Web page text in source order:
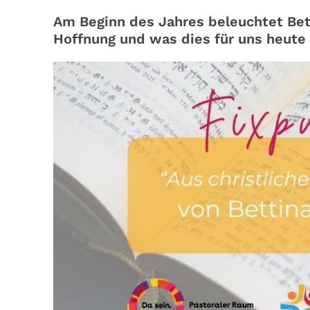
Am Beginn des Jahres beleuchtet
Hoffnung und was dies für uns